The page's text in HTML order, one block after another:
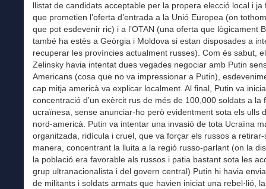
llistat de candidats acceptable per la propera elecció local i ja
que prometien l’oferta d’entrada a la Unió Europea (on
que pot esdevenir ric) i a l’OTAN (una oferta que lògicament
també ha estès a Geòrgia i Moldova si estan disposades a
recuperar les províncies actualment russes). Com és sabut,
Zelinsky havia intentat dues vegades negociar amb Putin
Americans (cosa que no va impressionar a Putin),
cap mitja americà va explicar localment. Al final, Putin va
concentració d’un exèrcit rus de més de 100,000 soldats a la
ucraïnesa, sense anunciar-ho però evidentment sota els ulls
nord-americà. Putin va intentar una invasió de tota Ucraïna
organitzada, ridícula i cruel, que va forçar els russos a
manera, concentrant la lluita a la regió russo-parlant (on la
la població era favorable als russos i patia bastant sota les
grup ultranacionalista i del govern central) Putin hi havia
de militants i soldats armats que havien iniciat una rebel·lió,